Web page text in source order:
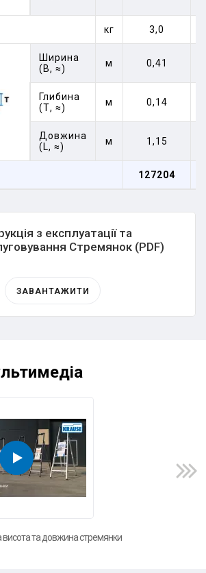
127204
кг 3,0
Ширина
(В, ≈)
м 0,41
Глибина
(Т, ≈)
м 0,14
Довжина
(L, ≈)
м 1,15
з експлуатації та
Стремянок (PDF)
ЗАВАНТАЖИТИ
висота та довжина стремянки